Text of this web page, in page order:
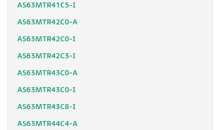
AS63MTR41C5-I
AS63MTR42C0-A
AS63MTR42C0-I
AS63MTR42C3-I
AS63MTR43C0-A
AS63MTR43C0-I
AS63MTR43C8-I
AS63MTR44C4-A